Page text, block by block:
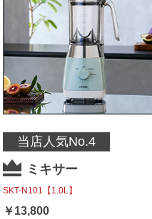
当店人気No.4
ミキサー
SKT-N101【1.0L】
￥13,800